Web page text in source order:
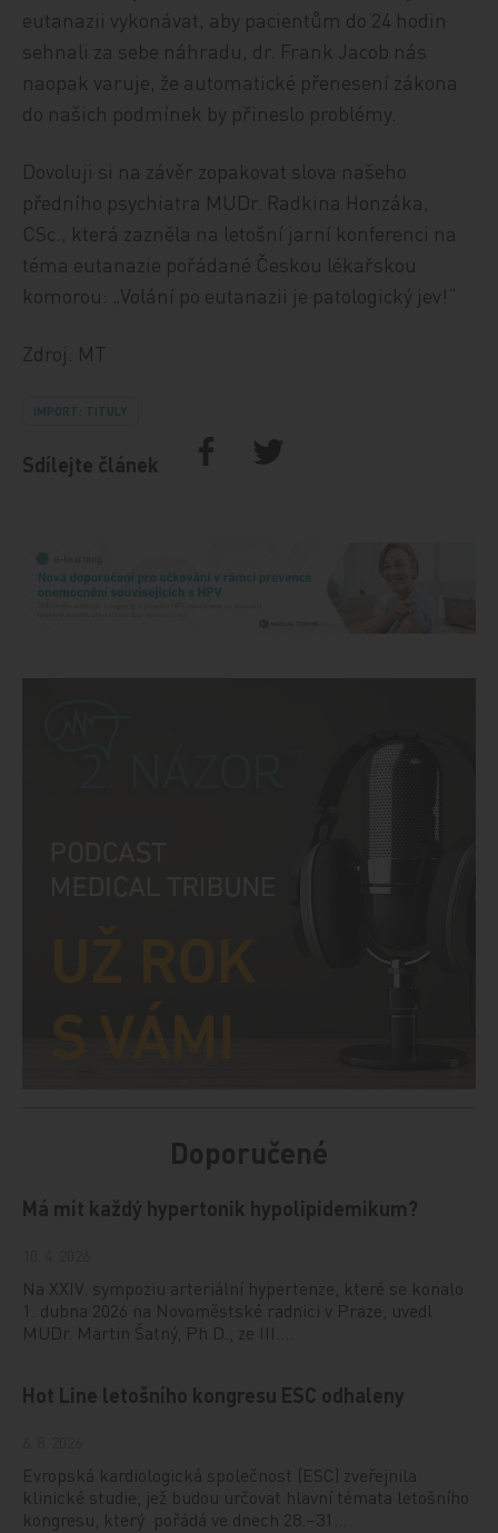
eutanazii vykonávat, aby pacientům do 24 hodin
sehnali za sebe náhradu, dr. Frank Jacob nás
naopak varuje, že automatické přenesení zákona
do našich podmínek by přineslo problémy.
Dovoluji si na závěr zopakovat slova našeho
předního psychiatra MUDr. Radkina Honzáka,
CSc., která zazněla na letošní jarní konferenci na
téma eutanazie pořádané Českou lékařskou
komorou: „Volání po eutanazii je patologický jev!“
Zdroj: MT
IMPORT: TITULY
Sdílejte článek
Doporučené
Má mít každý hypertonik hypolipidemikum?
Na XXIV. sympoziu arteriální hypertenze, které se konalo
1. dubna 2026 na Novoměstské radnici v Praze, uvedl
MUDr. Martin Šatný, Ph.D., ze III.…
Hot Line letošního kongresu ESC odhaleny
Evropská kardiologická společnost (ESC) zveřejnila
klinické studie, jež budou určovat hlavní témata letošního
kongresu, který pořádá ve dnech 28.–31…